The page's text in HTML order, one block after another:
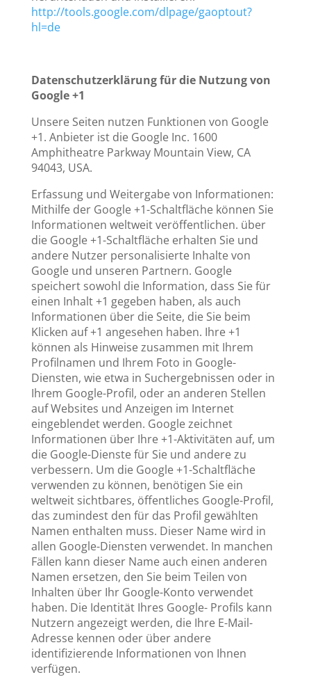
http://tools.google.com/dlpage/gaoptout?
hl=de
Datenschutzerklärung für die Nutzung von
Google +1
Unsere Seiten nutzen Funktionen von Google
+1. Anbieter ist die Google Inc. 1600
Amphitheatre Parkway Mountain View, CA
94043, USA.
Erfassung und Weitergabe von Informationen:
Mithilfe der Google +1-Schaltfläche können Sie
Informationen weltweit veröffentlichen. über
die Google +1-Schaltfläche erhalten Sie und
andere Nutzer personalisierte Inhalte von
Google und unseren Partnern. Google
speichert sowohl die Information, dass Sie für
einen Inhalt +1 gegeben haben, als auch
Informationen über die Seite, die Sie beim
Klicken auf +1 angesehen haben. Ihre +1
können als Hinweise zusammen mit Ihrem
Profilnamen und Ihrem Foto in Google-
Diensten, wie etwa in Suchergebnissen oder in
Ihrem Google-Profil, oder an anderen Stellen
auf Websites und Anzeigen im Internet
eingeblendet werden. Google zeichnet
Informationen über Ihre +1-Aktivitäten auf, um
die Google-Dienste für Sie und andere zu
verbessern. Um die Google +1-Schaltfläche
verwenden zu können, benötigen Sie ein
weltweit sichtbares, öffentliches Google-Profil,
das zumindest den für das Profil gewählten
Namen enthalten muss. Dieser Name wird in
allen Google-Diensten verwendet. In manchen
Fällen kann dieser Name auch einen anderen
Namen ersetzen, den Sie beim Teilen von
Inhalten über Ihr Google-Konto verwendet
haben. Die Identität Ihres Google- Profils kann
Nutzern angezeigt werden, die Ihre E-Mail-
Adresse kennen oder über andere
identifizierende Informationen von Ihnen
verfügen.